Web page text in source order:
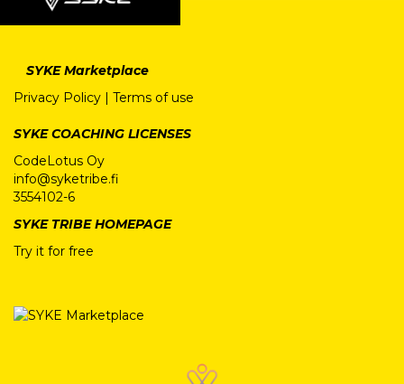
SYKE Marketplace
Privacy Policy | Terms of use
SYKE COACHING LICENSES
CodeLotus Oy
info@syketribe.fi
3554102-6
SYKE TRIBE HOMEPAGE
Try it for free